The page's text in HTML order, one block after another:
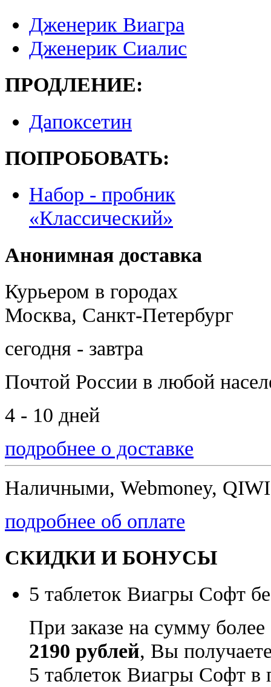
Дженерик Виагра
Дженерик Сиалис
ПРОДЛЕНИЕ:
Дапоксетин
ПОПРОБОВАТЬ:
Набор - пробник
«Классический»
Анонимная доставка
Курьером в городах
Москва, Санкт-Петербург
сегодня - завтра
Почтой России в любой
4 - 10 дней
подробнее о доставке
Наличными, Webmoney,
подробнее об оплате
СКИДКИ И БОНУСЫ
5 таблеток Виагры Софт
При заказе на сумму более
2190 рублей, Вы
5 таблеток Виагры Софт в